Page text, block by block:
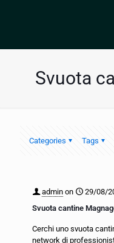
Svuota
Categories Tags
admin on
29/08/
Svuota cantine
Cerchi uno svuota
network di